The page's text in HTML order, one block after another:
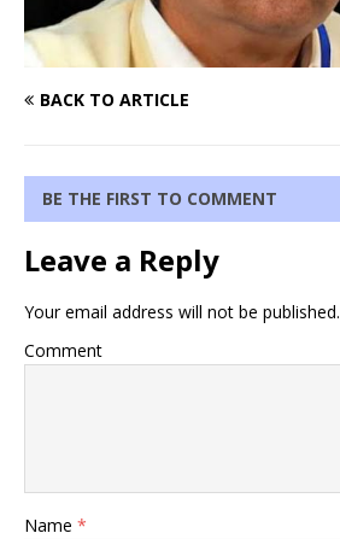
BACK TO ARTICLE
BE THE FIRST TO COMMENT
Leave a Reply
Your email address will not be published.
Comment
Name *